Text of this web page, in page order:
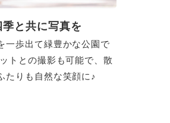
と共に写真を
一歩出て緑豊かな公園で
トとの撮影も可能で、散
たりも自然な笑顔に♪